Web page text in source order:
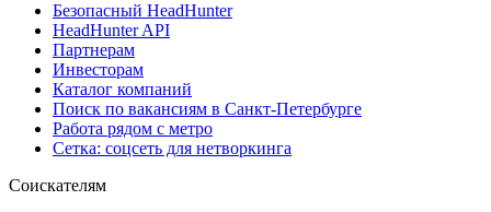
Безопасный HeadHunter
HeadHunter API
Партнерам
Инвесторам
Каталог компаний
Поиск по вакансиям в Санкт-Петербурге
Работа рядом с метро
Сетка: соцсеть для нетворкинга
Соискателям